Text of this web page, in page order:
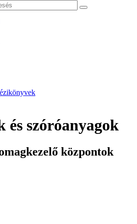
és szóróanyagok
központok